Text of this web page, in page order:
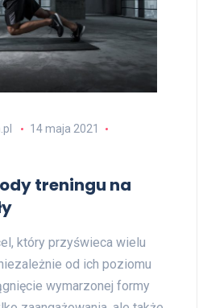
14 maja 2021
treningu na
który przyświeca wielu
od ich poziomu
wymarzonej formy